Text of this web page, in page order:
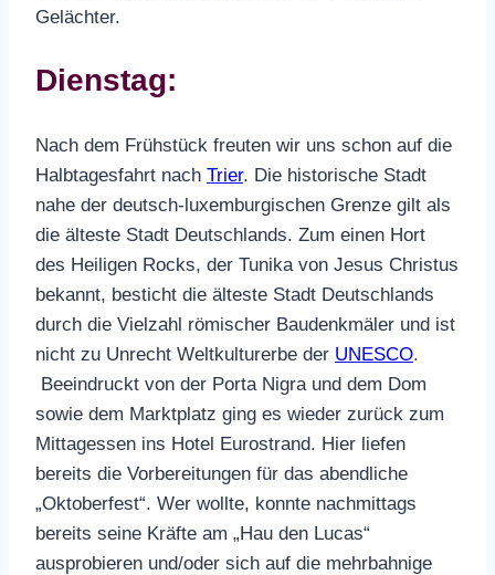
Gelächter.
Dienstag:
Nach dem Frühstück freuten wir uns schon auf die
Halbtagesfahrt nach Trier. Die historische Stadt
nahe der deutsch-luxemburgischen Grenze gilt als
die älteste Stadt Deutschlands. Zum einen Hort
des Heiligen Rocks, der Tunika von Jesus Christus
bekannt, besticht die älteste Stadt Deutschlands
durch die Vielzahl römischer Baudenkmäler und ist
nicht zu Unrecht Weltkulturerbe der UNESCO.
Beeindruckt von der Porta Nigra und dem Dom
sowie dem Marktplatz ging es wieder zurück zum
Mittagessen ins Hotel Eurostrand. Hier liefen
bereits die Vorbereitungen für das abendliche
„Oktoberfest“. Wer wollte, konnte nachmittags
bereits seine Kräfte am „Hau den Lucas“
ausprobieren und/oder sich auf die mehrbahnige